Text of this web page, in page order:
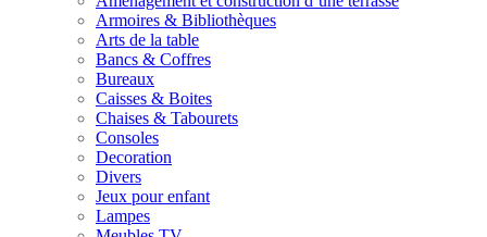
Armoires & Bibliothèques
Arts de la table
Bancs & Coffres
Bureaux
Caisses & Boites
Chaises & Tabourets
Consoles
Decoration
Divers
Jeux pour enfant
Lampes